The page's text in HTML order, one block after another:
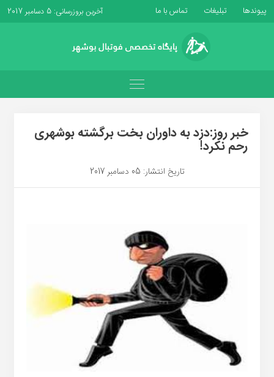
پیوندها تبلیغات تماس با ما آخرین بروزرسانی: 5 دسامبر 2017
خبر روز:دزد به داوران بخت برگشته بوشهری
رحم نکرد!
تاریخ انتشار: 05 دسامبر 2017